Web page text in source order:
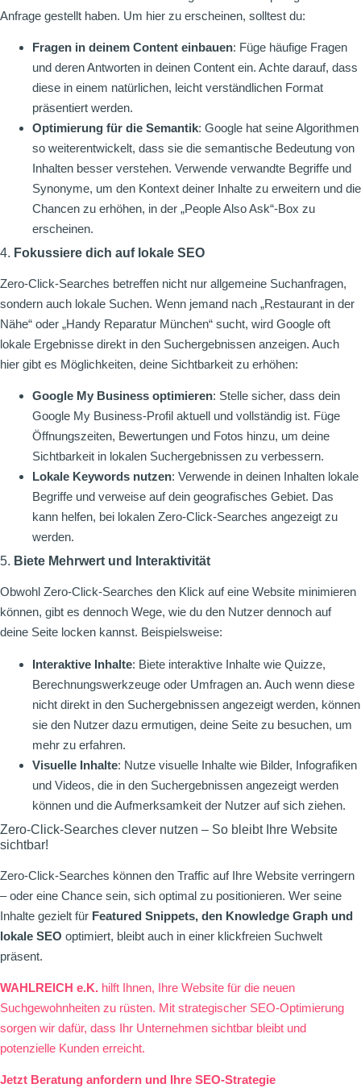
Anfrage gestellt haben. Um hier zu erscheinen, solltest du:
Fragen in deinem Content einbauen: Füge häufige Fragen
und deren Antworten in deinen Content ein. Achte darauf, dass
diese in einem natürlichen, leicht verständlichen Format
präsentiert werden.
Optimierung für die Semantik: Google hat seine Algorithmen
so weiterentwickelt, dass sie die semantische Bedeutung von
Inhalten besser verstehen. Verwende verwandte Begriffe und
Synonyme, um den Kontext deiner Inhalte zu erweitern und die
Chancen zu erhöhen, in der „People Also Ask“-Box zu
erscheinen.
4. Fokussiere dich auf lokale SEO
Zero-Click-Searches betreffen nicht nur allgemeine Suchanfragen,
sondern auch lokale Suchen. Wenn jemand nach „Restaurant in der
Nähe“ oder „Handy Reparatur München“ sucht, wird Google oft
lokale Ergebnisse direkt in den Suchergebnissen anzeigen. Auch
hier gibt es Möglichkeiten, deine Sichtbarkeit zu erhöhen:
Google My Business optimieren: Stelle sicher, dass dein
Google My Business-Profil aktuell und vollständig ist. Füge
Öffnungszeiten, Bewertungen und Fotos hinzu, um deine
Sichtbarkeit in lokalen Suchergebnissen zu verbessern.
Lokale Keywords nutzen: Verwende in deinen Inhalten lokale
Begriffe und verweise auf dein geografisches Gebiet. Das
kann helfen, bei lokalen Zero-Click-Searches angezeigt zu
werden.
5. Biete Mehrwert und Interaktivität
Obwohl Zero-Click-Searches den Klick auf eine Website minimieren
können, gibt es dennoch Wege, wie du den Nutzer dennoch auf
deine Seite locken kannst. Beispielsweise:
Interaktive Inhalte: Biete interaktive Inhalte wie Quizze,
Berechnungswerkzeuge oder Umfragen an. Auch wenn diese
nicht direkt in den Suchergebnissen angezeigt werden, können
sie den Nutzer dazu ermutigen, deine Seite zu besuchen, um
mehr zu erfahren.
Visuelle Inhalte: Nutze visuelle Inhalte wie Bilder, Infografiken
und Videos, die in den Suchergebnissen angezeigt werden
können und die Aufmerksamkeit der Nutzer auf sich ziehen.
Zero-Click-Searches clever nutzen – So bleibt Ihre Website
sichtbar!
Zero-Click-Searches können den Traffic auf Ihre Website verringern
– oder eine Chance sein, sich optimal zu positionieren. Wer seine
Inhalte gezielt für Featured Snippets, den Knowledge Graph und
lokale SEO optimiert, bleibt auch in einer klickfreien Suchwelt
präsent.
WAHLREICH e.K. hilft Ihnen, Ihre Website für die neuen
Suchgewohnheiten zu rüsten. Mit strategischer SEO-Optimierung
sorgen wir dafür, dass Ihr Unternehmen sichtbar bleibt und
potenzielle Kunden erreicht.
Jetzt Beratung anfordern und Ihre SEO-Strategie